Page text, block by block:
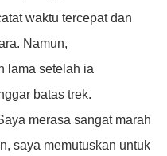
waktu tercepat dan
Namun,
lama setelah ia
batas trek.
merasa sangat marah
saya memutuskan untuk